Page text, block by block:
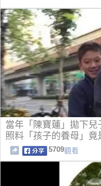
當年「陳寶蓮」拋下
照料「孩子的養母」
鼻酸！
5709觀看